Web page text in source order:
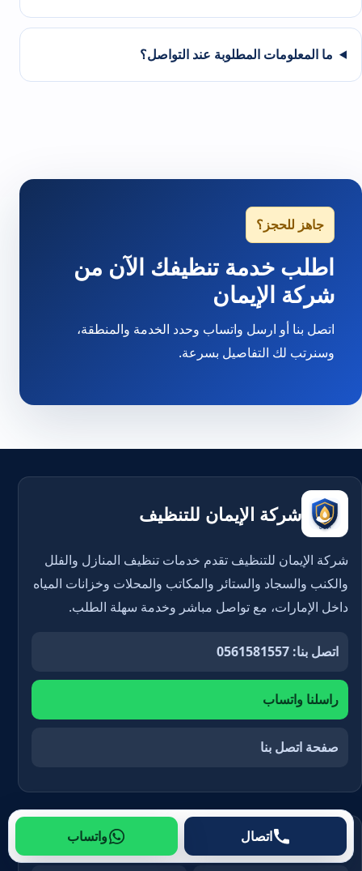
ما المعلومات المطلوبة عند التواصل؟
جاهز للحجز؟
اطلب خدمة تنظيفك الآن من
شركة الإيمان
اتصل بنا أو ارسل واتساب وحدد الخدمة والمنطقة،
وسنرتب لك التفاصيل بسرعة.
شركة الإيمان للتنظيف
شركة الإيمان للتنظيف تقدم خدمات تنظيف المنازل والفلل
والكنب والسجاد والستائر والمكاتب والمحلات وخزانات المياه
داخل الإمارات، مع تواصل مباشر وخدمة سهلة الطلب.
اتصل بنا: 0561581557
راسلنا واتساب
صفحة اتصل بنا
اختصارات مهمة
اتصال واتساب